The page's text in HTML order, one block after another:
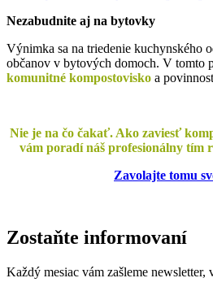
Nezabudnite aj na bytovky
Výnimka sa na triedenie kuchynského
občanov v bytových domoch. V tomto
komunitné kompostovisko a
Nie je na čo čakať. Ako zaviesť
vám poradí náš profesionálny tím
Zavolajte tomu
Zostaňte informovaní
Každý mesiac vám zašleme newsletter,